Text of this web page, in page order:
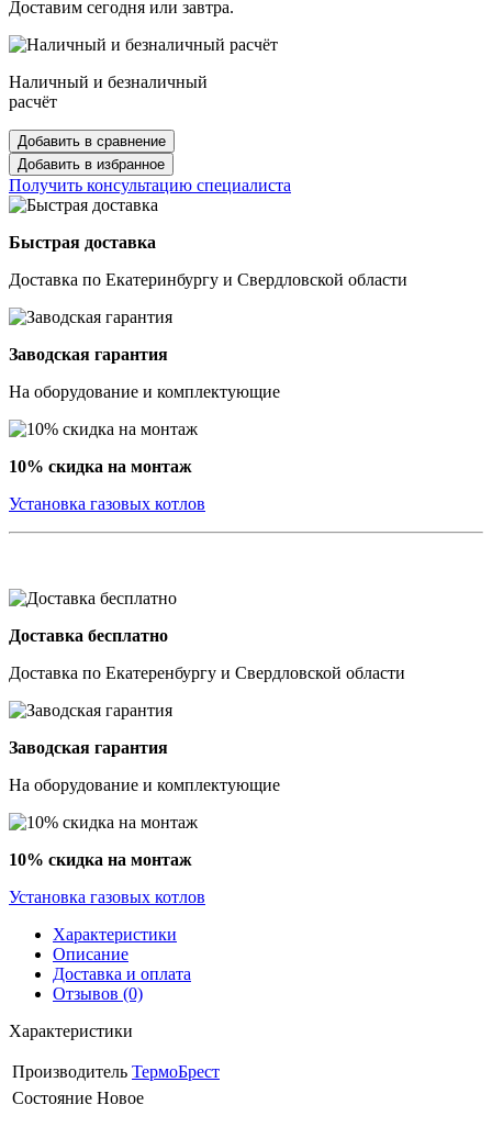
Доставим сегодня или завтра.
Наличный и безналичный
расчёт
Добавить в сравнение
Добавить в избранное
Получить консультацию специалиста
Быстрая доставка
Доставка по Екатеринбургу и Свердловской области
Заводская гарантия
На оборудование и комплектующие
10% скидка на монтаж
Установка газовых котлов
Доставка бесплатно
Доставка по Екатеренбургу и Свердловской области
Заводская гарантия
На оборудование и комплектующие
10% скидка на монтаж
Установка газовых котлов
Характеристики
Описание
Доставка и оплата
Отзывов (0)
Характеристики
Производитель ТермоБрест
Состояние Новое